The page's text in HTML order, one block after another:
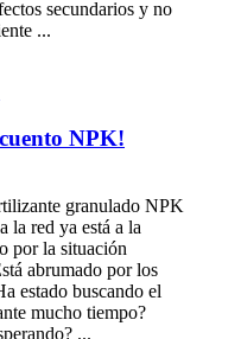
secundarios y no
...
NPK!
granulado NPK
la red ya está a la
por la situación
abrumado por los
estado buscando el
mucho tiempo?
...